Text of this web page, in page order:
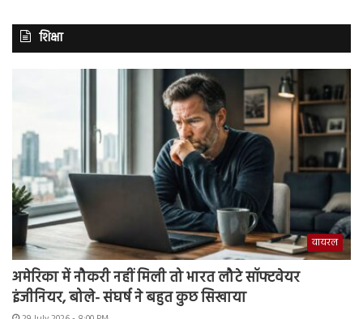
शिक्षा
वायरल
अमेरिका में नौकरी नहीं मिली तो भारत लौटे सॉफ्टवेयर
इंजीनियर, बोले- संघर्ष ने बहुत कुछ सिखाया